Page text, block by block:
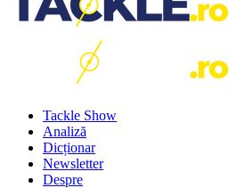
Tackle Show
Analiză
Dicționar
Newsletter
Despre